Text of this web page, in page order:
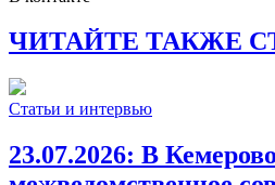
ЧИТАЙТЕ ТАКЖЕ
Статьи и интервью
23.07.2026: В